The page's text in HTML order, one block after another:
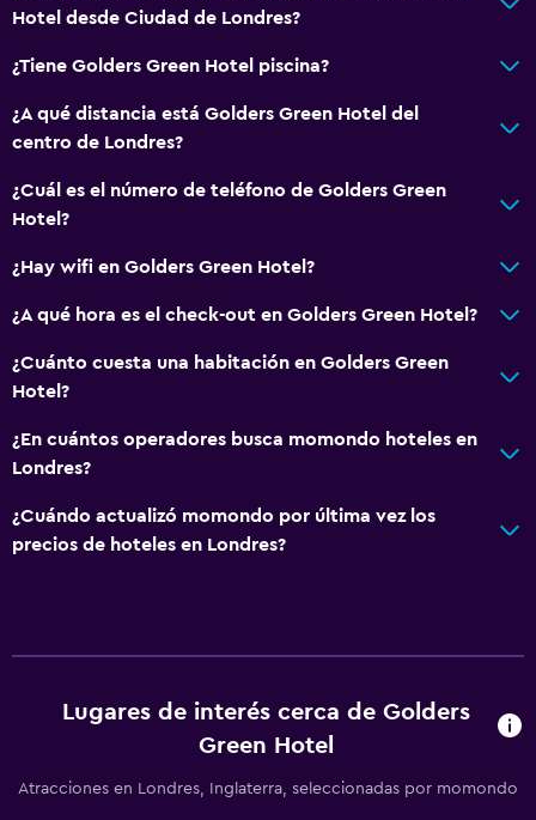
Hotel desde Ciudad de Londres?
¿Tiene Golders Green Hotel piscina?
¿A qué distancia está Golders Green Hotel del
centro de Londres?
¿Cuál es el número de teléfono de Golders Green
Hotel?
¿Hay wifi en Golders Green Hotel?
¿A qué hora es el check-out en Golders Green Hotel?
¿Cuánto cuesta una habitación en Golders Green
Hotel?
¿En cuántos operadores busca momondo hoteles en
Londres?
¿Cuándo actualizó momondo por última vez los
precios de hoteles en Londres?
Lugares de interés cerca de Golders
Green Hotel
Atracciones en Londres, Inglaterra, seleccionadas por momondo